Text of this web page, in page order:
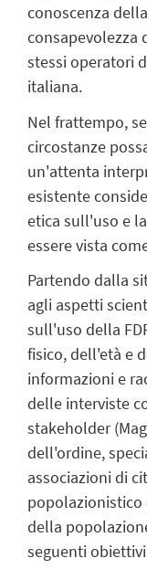
conoscenza
consapevolezza
stessi operatori
italiana.
Nel frattempo,
circostanze
un'attenta
esistente
etica sull'uso e
essere vista
Partendo dalla
agli aspetti
sull'uso della
fisico, dell'età e
informazioni e
delle interviste
stakeholder
dell'ordine,
associazioni di
della
seguenti